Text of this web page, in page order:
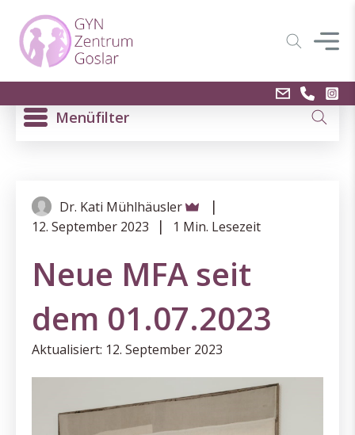
Menüfilter
Dr. Kati Mühlhäusler |
12. September 2023 | 1 Min. Lesezeit
Neue MFA seit
dem 01.07.2023
Aktualisiert: 12. September 2023